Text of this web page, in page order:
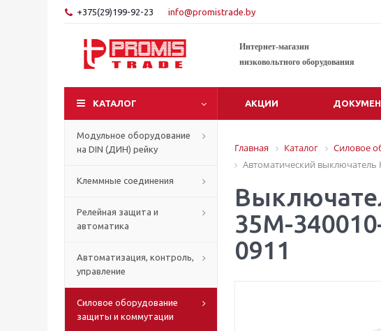
+375(29)199-92-23 info@promistrade.by
Интернет-магазин
низковольтного оборудования
КАТАЛОГ АКЦИИ
Модульное оборудование
на DIN (ДИН) рейку
Клеммные соединения
Релейная защита и
автоматика
Автоматизация, контроль,
управление
Силовое оборудование
защиты и коммутации
Главная Каталог Силовое
Автоматический выключатель
35М-
0911